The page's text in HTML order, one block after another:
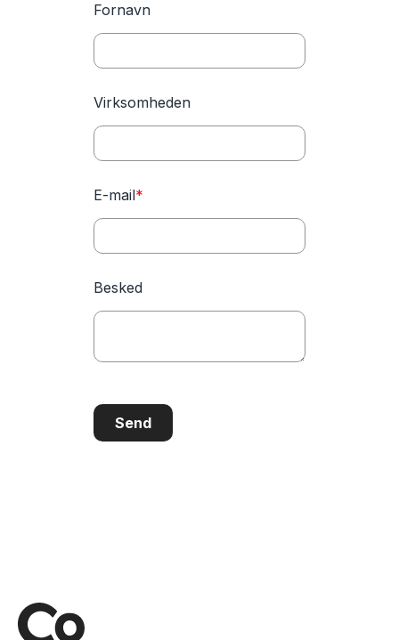
Fornavn
Virksomheden
E-mail*
Besked
Send